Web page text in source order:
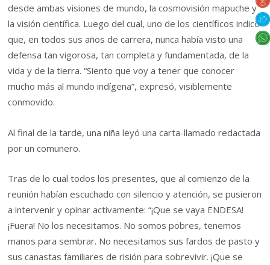
desde ambas visiones de mundo, la cosmovisión mapuche y
la visión científica. Luego del cual, uno de los científicos indicó
que, en todos sus años de carrera, nunca había visto una
defensa tan vigorosa, tan completa y fundamentada, de la
vida y de la tierra. “Siento que voy a tener que conocer
mucho más al mundo indígena”, expresó, visiblemente
conmovido.
Al final de la tarde, una niña leyó una carta-llamado redactada
por un comunero.
Tras de lo cual todos los presentes, que al comienzo de la
reunión habían escuchado con silencio y atención, se pusieron
a intervenir y opinar activamente: “¡Que se vaya ENDESA!
¡Fuera! No los necesitamos. No somos pobres, tenemos
manos para sembrar. No necesitamos sus fardos de pasto y
sus canastas familiares de risión para sobrevivir. ¡Que se